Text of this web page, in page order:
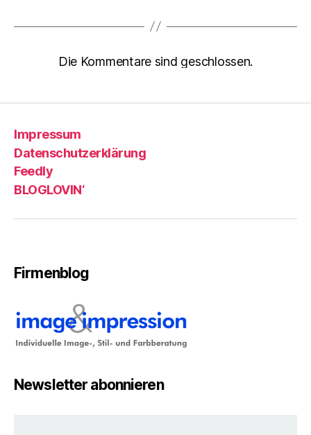
Die Kommentare sind geschlossen.
Impressum
Datenschutzerklärung
Feedly
BLOGLOVIN‘
Firmenblog
Newsletter abonnieren